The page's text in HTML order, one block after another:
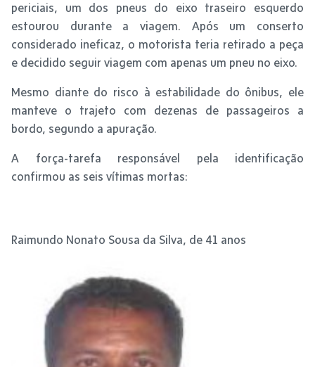
periciais, um dos pneus do eixo traseiro esquerdo
estourou durante a viagem. Após um conserto
considerado ineficaz, o motorista teria retirado a peça
e decidido seguir viagem com apenas um pneu no eixo.
Mesmo diante do risco à estabilidade do ônibus, ele
manteve o trajeto com dezenas de passageiros a
bordo, segundo a apuração.
A força-tarefa responsável pela identificação
confirmou as seis vítimas mortas:
Raimundo Nonato Sousa da Silva, de 41 anos